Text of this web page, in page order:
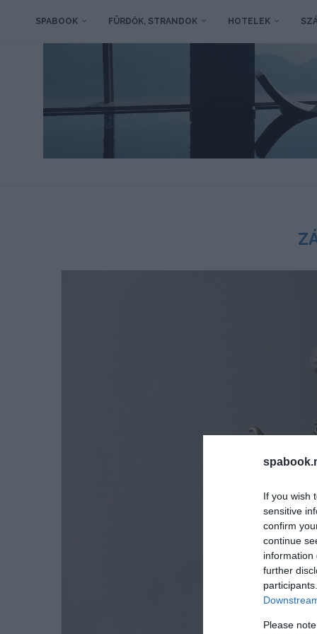
If you wish
sensitive
confirm
continue
information
further
Please
SPABOOK FÜRDŐK, STRANDOK HOTELEK